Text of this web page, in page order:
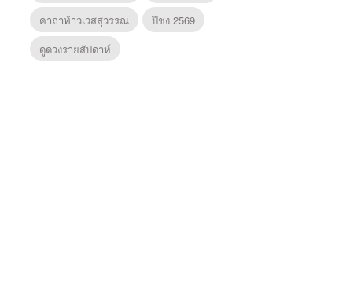
คาถาท้าวเวสสุวรรณ
ปีชง 2569
ดูดวงรายสัปดาห์